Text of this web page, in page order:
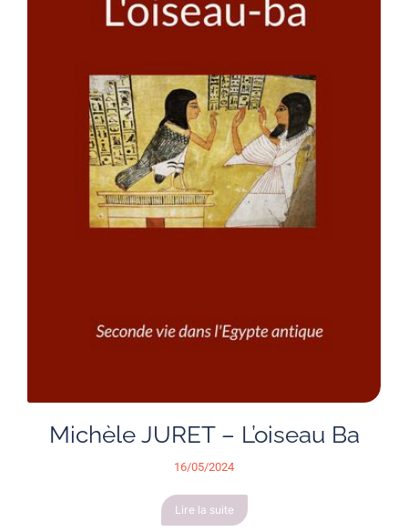
Michèle JURET – L’oiseau Ba
16/05/2024
Lire la suite